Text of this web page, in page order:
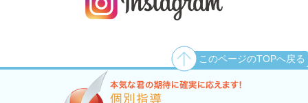
このページのTOPへ戻る